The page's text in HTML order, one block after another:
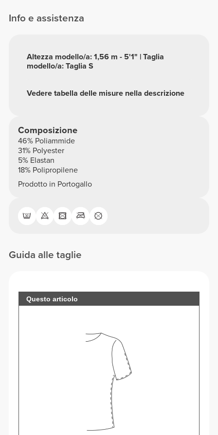
Info e assistenza
Vedere tabella delle misure nella descrizione
Altezza modello/a: 1,56 m - 5'1" | Taglia
modello/a: Taglia S
Composizione
46% Poliammide
31% Polyester
5% Elastan
18% Polipropilene
Prodotto in Portogallo
Guida alle taglie
Questo articolo